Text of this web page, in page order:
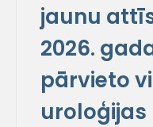
jaunu
2026.
pārvieto